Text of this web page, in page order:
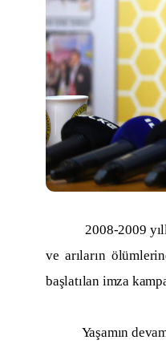
2008-2009
ve arıların
başlatılan imza
Yaşamın